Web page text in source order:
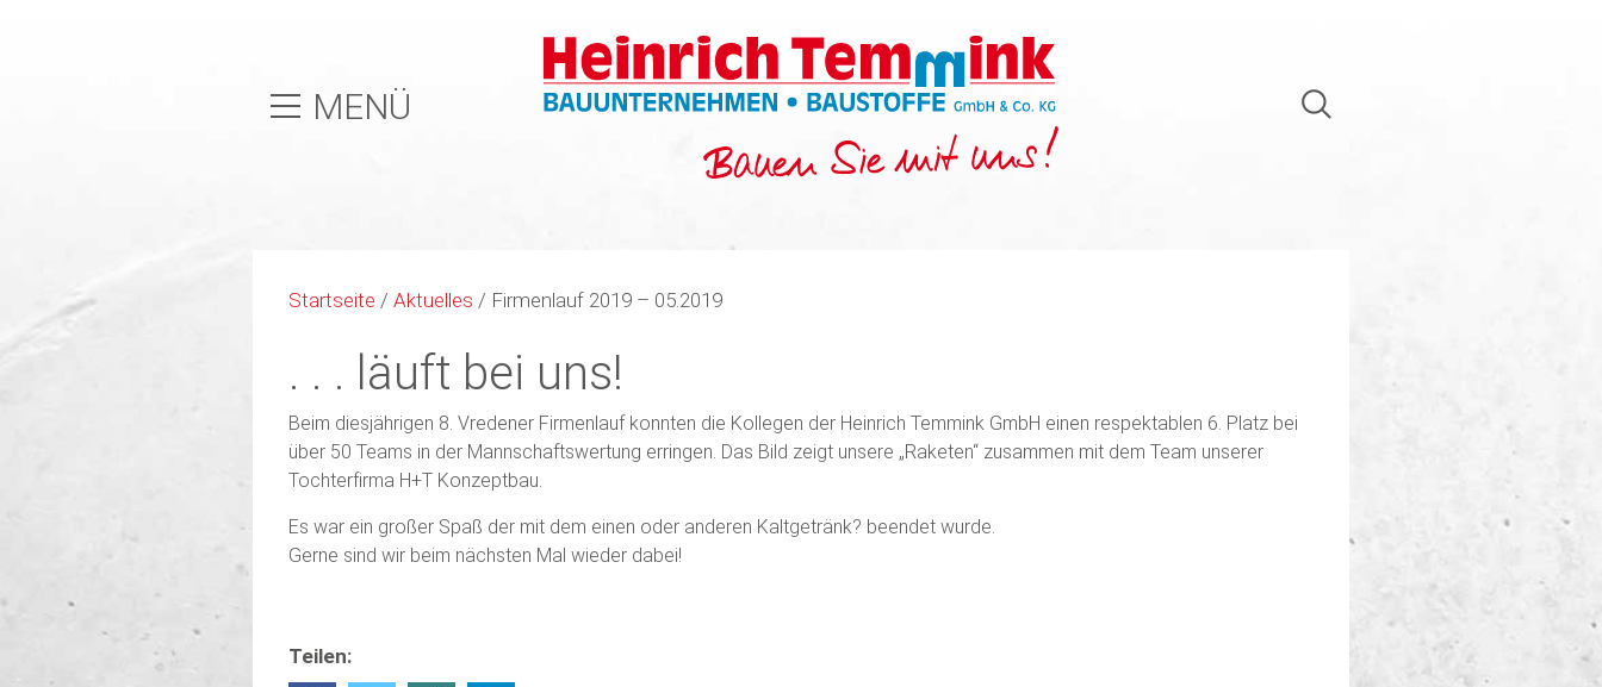
MENÜ
Startseite / Aktuelles / Firmenlauf 2019 – 05.2019
. . . läuft bei uns!
Beim diesjährigen 8. Vredener Firmenlauf konnten die Kollegen der Heinrich Temmink GmbH einen respektablen 6. Platz bei
über 50 Teams in der Mannschaftswertung erringen. Das Bild zeigt unsere „Raketen“ zusammen mit dem Team unserer
Tochterfirma H+T Konzeptbau.
Es war ein großer Spaß der mit dem einen oder anderen Kaltgetränk? beendet wurde.
Gerne sind wir beim nächsten Mal wieder dabei!
Teilen: